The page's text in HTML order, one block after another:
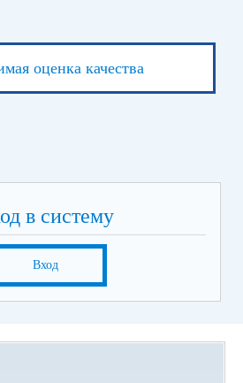
оценка качества
в систему
Вход